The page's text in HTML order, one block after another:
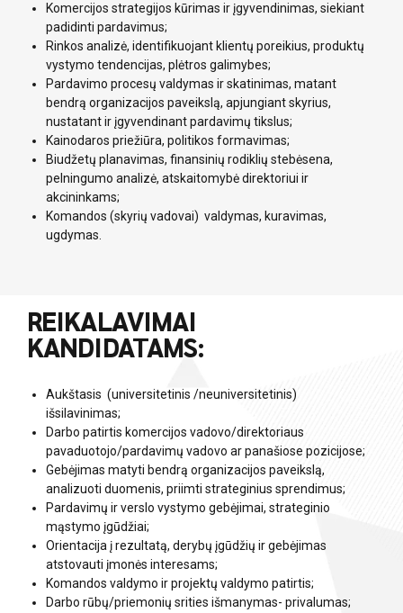
Komercijos strategijos kūrimas ir įgyvendinimas, siekiant
padidinti pardavimus;
Rinkos analizė, identifikuojant klientų poreikius, produktų
vystymo tendencijas, plėtros galimybes;
Pardavimo procesų valdymas ir skatinimas, matant
bendrą organizacijos paveikslą, apjungiant skyrius,
nustatant ir įgyvendinant pardavimų tikslus;
Kainodaros priežiūra, politikos formavimas;
Biudžetų planavimas, finansinių rodiklių stebėsena,
pelningumo analizė, atskaitomybė direktoriui ir
akcininkams;
Komandos (skyrių vadovai) valdymas, kuravimas,
ugdymas.
REIKALAVIMAI
KANDIDATAMS:
Aukštasis (universitetinis /neuniversitetinis)
išsilavinimas;
Darbo patirtis komercijos vadovo/direktoriaus
pavaduotojo/pardavimų vadovo ar panašiose pozicijose;
Gebėjimas matyti bendrą organizacijos paveikslą,
analizuoti duomenis, priimti strateginius sprendimus;
Pardavimų ir verslo vystymo gebėjimai, strateginio
mąstymo įgūdžiai;
Orientacija į rezultatą, derybų įgūdžių ir gebėjimas
atstovauti įmonės interesams;
Komandos valdymo ir projektų valdymo patirtis;
Darbo rūbų/priemonių srities išmanymas- privalumas;